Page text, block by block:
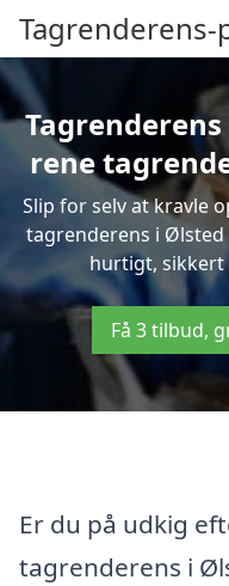
Tagrenderens-
rene
Slip for selv at kravle
tagrenderens i
hurtigt,
Få 3 tilbud,
Er du på udkig
tagrenderens i